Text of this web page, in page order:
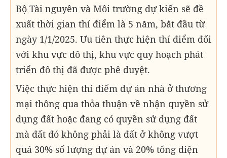
Bộ Tài nguyên và Môi trường dự kiến sẽ đề
xuất thời gian thí điểm là 5 năm, bắt đầu từ
ngày 1/1/2025. Ưu tiên thực hiện thí điểm đối
với khu vực đô thị, khu vực quy hoạch phát
triển đô thị đã được phê duyệt.
Việc thực hiện thí điểm dự án nhà ở thương
mại thông qua thỏa thuận về nhận quyền sử
dụng đất hoặc đang có quyền sử dụng đất
mà đất đó không phải là đất ở không vượt
quá 30% số lượng dự án và 20% tổng diện